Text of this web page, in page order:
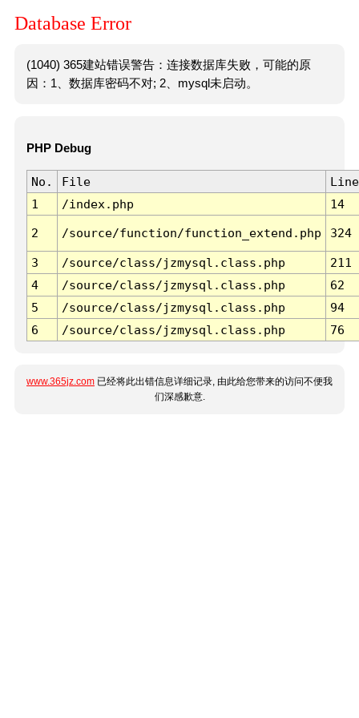
Database Error
(1040) 365建站错误警告：连接数据库失败，可能的原
因：1、数据库密码不对; 2、mysql未启动。
PHP Debug
No. File
Line
1
/index.php 14
2 /source/function/function_extend.php 324
3 /source/class/jzmysql.class.php
211
4
/source/class/jzmysql.class.php
62
5
/source/class/jzmysql.class.php
94
6
/source/class/jzmysql.class.php 76
www.365jz.com 已经将此出错信息详细记录, 由此给您带来的访问不便我
们深感歉意.